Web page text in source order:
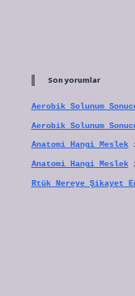
Son yorumlar
Aerobik Solunum
Aerobik Solunum
Anatomi Hangi Meslek
Anatomi Hangi Meslek
Rtük Nereye Şikayet